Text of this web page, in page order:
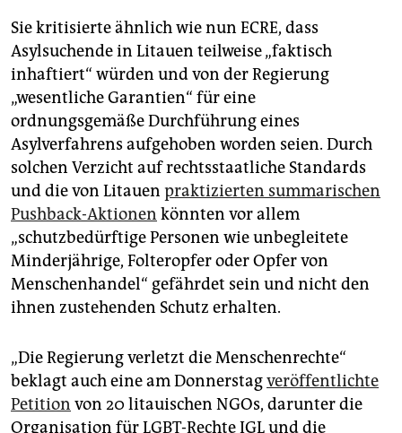
Sie kritisierte ähnlich wie nun ECRE, dass
Asylsuchende in Litauen teilweise „faktisch
inhaftiert“ würden und von der Regierung
„wesentliche Garantien“ für eine
ordnungsgemäße Durchführung eines
Asylverfahrens aufgehoben worden seien. Durch
solchen Verzicht auf rechtsstaatliche Standards
und die von Litauen praktizierten summarischen
Pushback-Aktionen könnten vor allem
„schutzbedürftige Personen wie unbegleitete
Minderjährige, Folteropfer oder Opfer von
Menschenhandel“ gefährdet sein und nicht den
ihnen zustehenden Schutz erhalten.
„Die Regierung verletzt die Menschenrechte“
beklagt auch eine am Donnerstagveröffentlichte
Petition von 20 litauischen NGOs, darunter die
Organisation für LGBT-Rechte IGL und die